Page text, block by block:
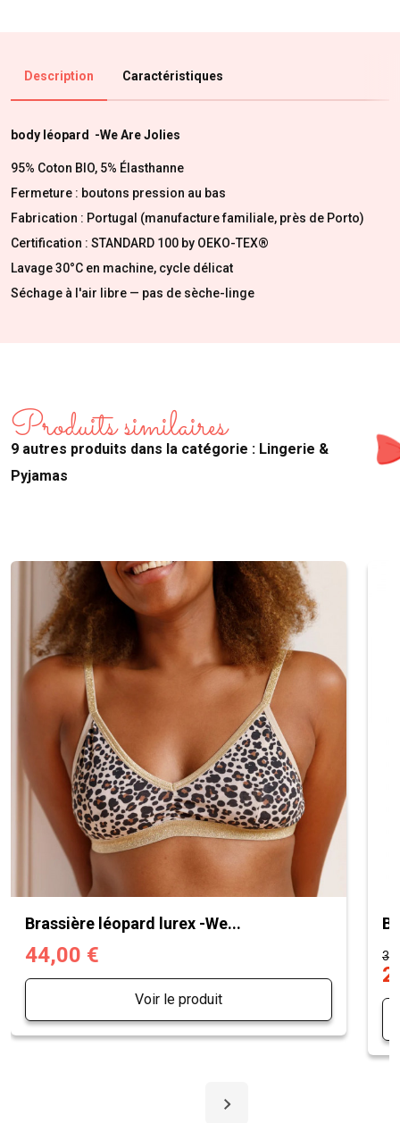
Description Caractéristiques
body léopard -We Are Jolies
95% Coton BIO, 5% Élasthanne
Fermeture : boutons pression au bas
Fabrication : Portugal (manufacture familiale, près de Porto)
Certification : STANDARD 100 by OEKO-TEX®
Lavage 30°C en machine, cycle délicat
Séchage à l'air libre — pas de sèche-linge
Produits similaires
9 autres produits dans la catégorie : Lingerie &
Pyjamas
Brassière léopard lurex -We...
44,00 €
Voir le produit